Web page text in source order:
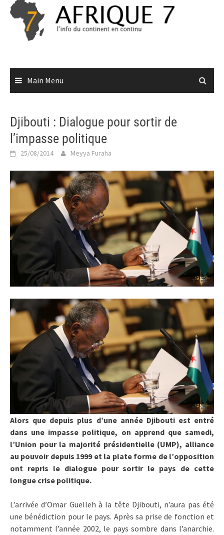
Skip
content
Main Menu
Djibouti : Dialogue pour sortir de
l’impasse politique
25/08/2014 Meyya Furaha
Alors que depuis plus d’une année Djibouti est entré
dans une impasse politique, on apprend que samedi,
l’Union pour la majorité présidentielle (UMP), alliance
au pouvoir depuis 1999 et la plate forme de l’opposition
ont repris le dialogue pour sortir le pays de cette
longue crise politique.
L’arrivée d’Omar Guelleh à la tête Djibouti, n’aura pas été
une bénédiction pour le pays. Après sa prise de fonction et
notamment l’année 2002, le pays sombre dans l’anarchie.